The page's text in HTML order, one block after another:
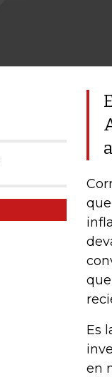
Es
en